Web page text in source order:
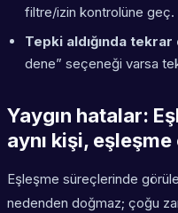
filtre/izin kontrolüne geç.
Tepki aldığında
dene” seçeneği varsa
Yaygın hatalar:
aynı kişi,
Eşleşme süreçlerinde
nedenden doğmaz; çoğu